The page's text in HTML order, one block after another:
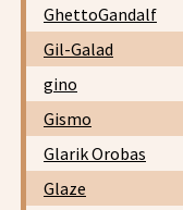
GhettoGandalf
Gil-Galad
gino
Gismo
Glarik Orobas
Glaze